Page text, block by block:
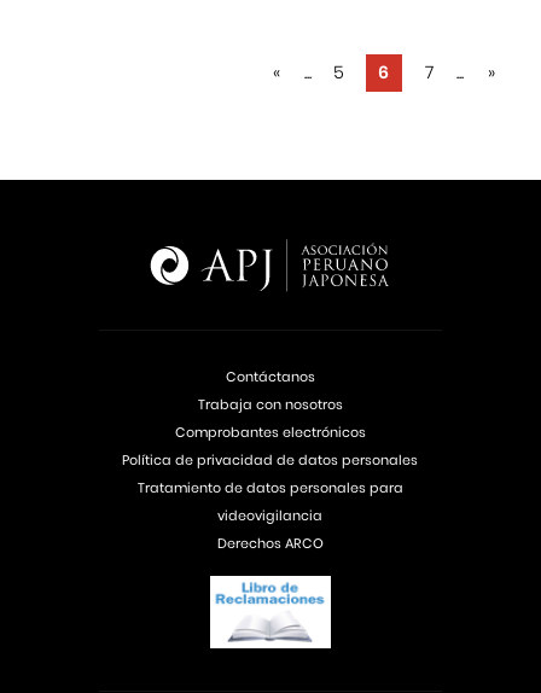
« ... 5 6 7 ... »
Contáctanos
Trabaja con nosotros
Comprobantes electrónicos
Política de privacidad de datos personales
Tratamiento de datos personales para
videovigilancia
Derechos ARCO